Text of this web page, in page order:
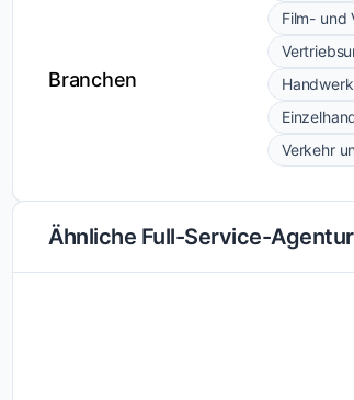
Webdesign: Wir gestalten
Foto- und Videoaufnahmen: Wir
Social-Media-Pflege: Wir
und ansprechende Präsenz.
Individuelle
Film- und
Branchen Handwerk
Verkehr
Ähnliche Full-Service-